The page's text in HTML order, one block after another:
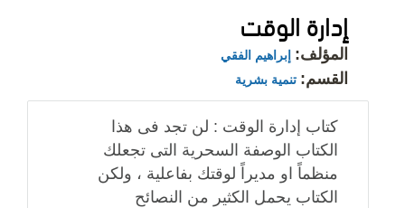
إدارة الوقت
المؤلف: إبراهيم الفقي
القسم: تنمية بشرية
كتاب إدارة الوقت : لن تجد فى هذا
الكتاب الوصفة السحرية التى تجعلك
منظماً او مديراً لوقتك بفاعلية ، ولكن
الكتاب يحمل الكثير من النصائح